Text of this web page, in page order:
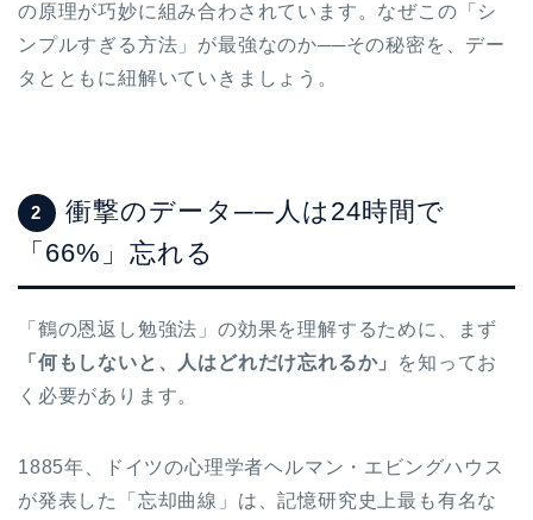
の原理が巧妙に組み合わされています。なぜこの「シ
ンプルすぎる方法」が最強なのか──その秘密を、デー
タとともに紐解いていきましょう。
2
衝撃のデータ──人は24時間で
「66%」忘れる
「鶴の恩返し勉強法」の効果を理解するために、まず
「何もしないと、人はどれだけ忘れるか」
を知ってお
く必要があります。
1885年、ドイツの心理学者ヘルマン・エビングハウス
が発表した「忘却曲線」は、記憶研究史上最も有名な